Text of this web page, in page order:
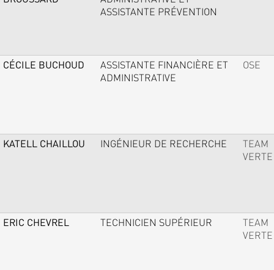
ASSISTANTE PRÉVENTION
CÉCILE BUCHOUD
ASSISTANTE FINANCIÈRE ET
ADMINISTRATIVE
OSE
KATELL CHAILLOU INGÉNIEUR DE RECHERCHE
TEAM
VERTE
ERIC CHEVREL TECHNICIEN SUPÉRIEUR
TEAM
VERTE